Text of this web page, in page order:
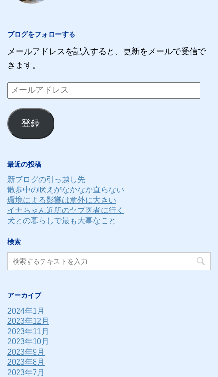
ブログをフォローする
メールアドレスを記入すると、更新をメールで受信で
きます。
メ
ー
ル
ア
ス
登録
最近の投稿
新ブログの引っ越し先
散歩中の吠えがなかなか直らない
環境による影響は意外に大きい
イナちゃん近所のヤブ医者に行く
犬との暮らしで最も大事なこと
検索
アーカイブ
2024年1月
2023年12月
2023年11月
2023年10月
2023年9月
2023年8月
2023年7月